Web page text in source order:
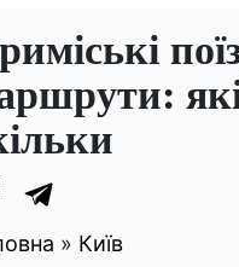
» Київ